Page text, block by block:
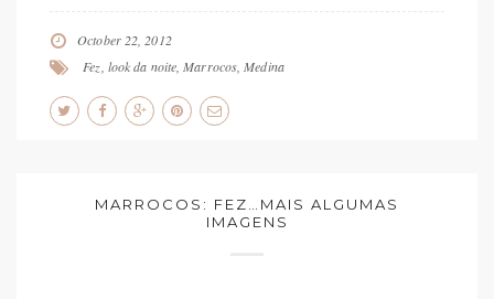
October 22, 2012
Fez look da noite Marrocos Medina
MARROCOS: FEZ…MAIS ALGUMAS
IMAGENS